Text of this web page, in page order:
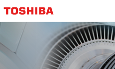
へ
ジ
ャ